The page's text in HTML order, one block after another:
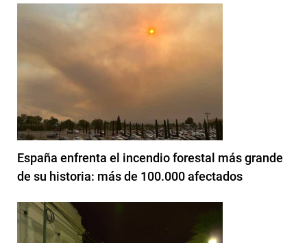
España enfrenta el incendio forestal más grande
de su historia: más de 100.000 afectados